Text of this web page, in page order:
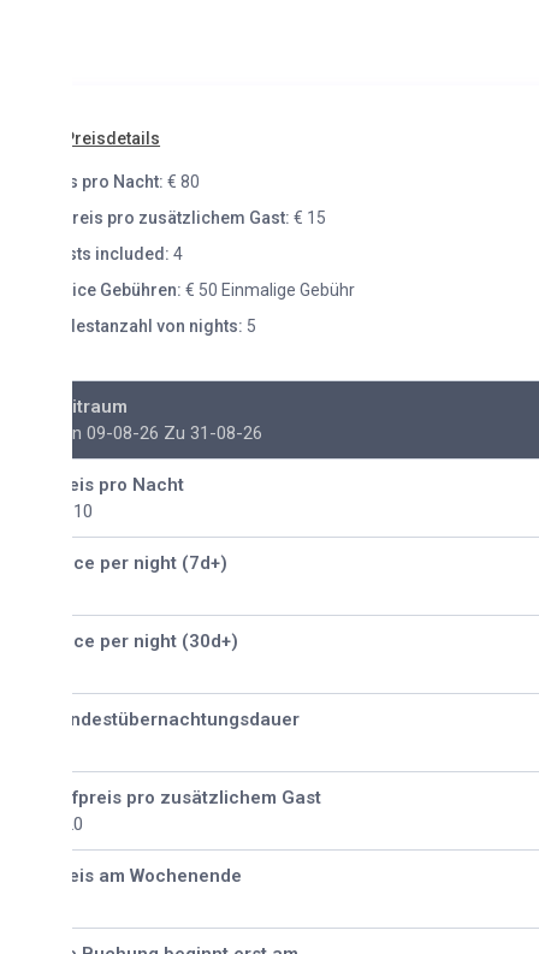
pro Nacht:€ 80
pro zusätzlichem Gast:€ 15
included:4
Gebühren:€ 50 Einmalige Gebühr
von nights:5
09-08-26 Zu 31-08-26
pro Nacht
per night (7d+)
per night (30d+)
pro zusätzlichem Gast
am Wochenende